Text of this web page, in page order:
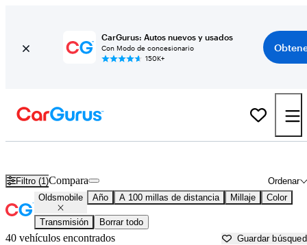
CarGurus: Autos nuevos y usados
Con Modo de concesionario
150K+
Filtro (1) Ordenar
Compara
Oldsmobile Año A 100 millas de distancia Millaje Color
Transmisión Borrar todo
40 vehículos encontrados Guardar